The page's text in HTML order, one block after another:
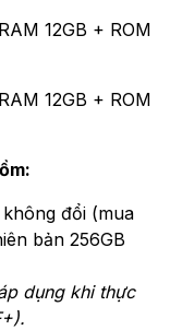
12GB + ROM
12GB + ROM
đổi (mua
bản 256GB
dụng khi thực